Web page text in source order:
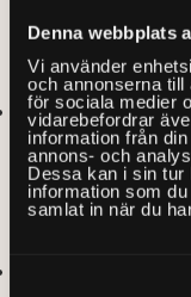
Denna webbplats
Vi använder
och annonserna till
för sociala medier
vidarebefordrar
information från
annons- och
Dessa kan i sin tur
information som
samlat in när du
frigör yta
överflödiga.
hel vägg,
till tak, för
förvaring